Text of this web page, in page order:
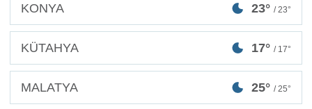
KONYA 23° / 23°
KÜTAHYA 17° / 17°
MALATYA 25° / 25°